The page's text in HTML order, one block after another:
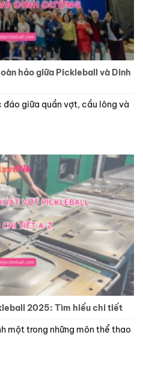
hảo giữa Pickleball và Dinh
giữa quần vợt, cầu lông và
2025: Tìm hiểu chi tiết
một trong những môn thể thao